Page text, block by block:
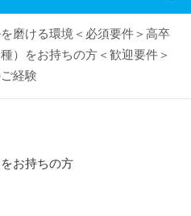
磨ける環境＜必須要件＞高卒
）をお持ちの方＜歓迎要件＞
経験
お持ちの方